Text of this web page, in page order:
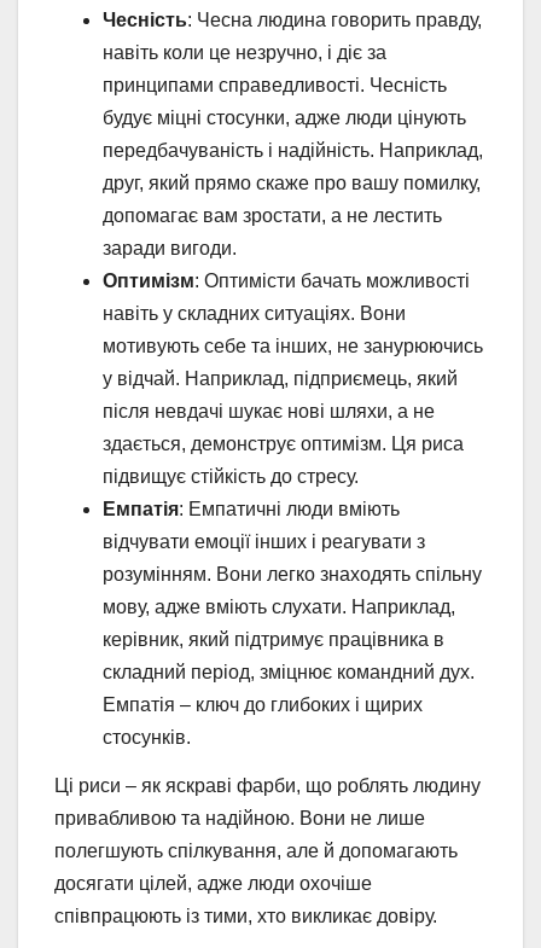
Чесність: Чесна людина говорить правду,
навіть коли це незручно, і діє за
принципами справедливості. Чесність
будує міцні стосунки, адже люди цінують
передбачуваність і надійність. Наприклад,
друг, який прямо скаже про вашу помилку,
допомагає вам зростати, а не лестить
заради вигоди.
Оптимізм: Оптимісти бачать можливості
навіть у складних ситуаціях. Вони
мотивують себе та інших, не занурюючись
у відчай. Наприклад, підприємець, який
після невдачі шукає нові шляхи, а не
здається, демонструє оптимізм. Ця риса
підвищує стійкість до стресу.
Емпатія: Емпатичні люди вміють
відчувати емоції інших і реагувати з
розумінням. Вони легко знаходять спільну
мову, адже вміють слухати. Наприклад,
керівник, який підтримує працівника в
складний період, зміцнює командний дух.
Емпатія – ключ до глибоких і щирих
стосунків.
Ці риси – як яскраві фарби, що роблять людину
привабливою та надійною. Вони не лише
полегшують спілкування, але й допомагають
досягати цілей, адже люди охочіше
співпрацюють із тими, хто викликає довіру.